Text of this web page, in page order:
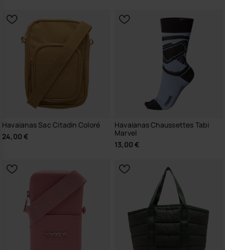
Havaianas Sac Citadin Coloré
24,00 €
Havaianas Chaussettes Tabi
Marvel
13,00 €